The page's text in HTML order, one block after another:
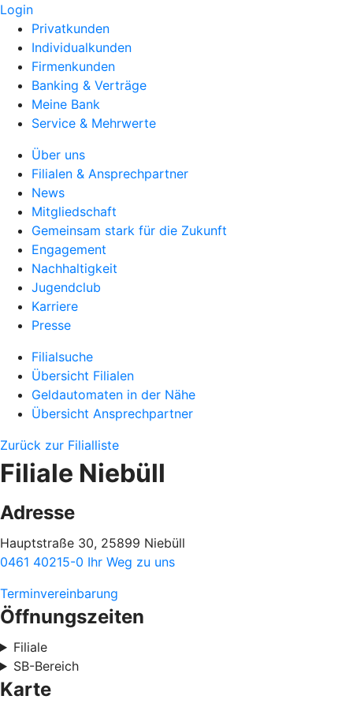
Login
Privatkunden
Individualkunden
Firmenkunden
Banking & Verträge
Meine Bank
Service & Mehrwerte
Über uns
Filialen & Ansprechpartner
News
Mitgliedschaft
Gemeinsam stark für die Zukunft
Engagement
Nachhaltigkeit
Jugendclub
Karriere
Presse
Filialsuche
Übersicht Filialen
Geldautomaten in der Nähe
Übersicht Ansprechpartner
Zurück zur Filialliste
Filiale Niebüll
Adresse
Hauptstraße 30, 25899 Niebüll
0461 40215-0 Ihr Weg zu uns
Terminvereinbarung
Öffnungszeiten
Filiale
SB-Bereich
Karte